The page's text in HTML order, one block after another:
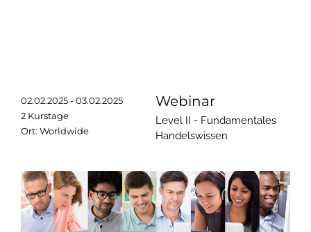
02.02.2025 - 03.02.2025
2 Kurstage
Ort: Worldwide
Webinar
Level II - Fundamentales
Handelswissen